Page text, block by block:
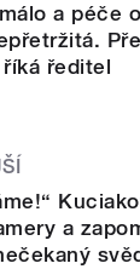
a péče
ředitel
a